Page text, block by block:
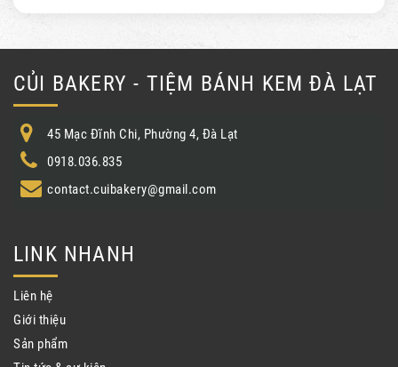
CỦI BAKERY - TIỆM BÁNH KEM ĐÀ LẠT
45 Mạc Đĩnh Chi, Phường 4, Đà Lạt
0918.036.835
contact.cuibakery@gmail.com
LINK NHANH
Liên hệ
Giới thiệu
Sản phẩm